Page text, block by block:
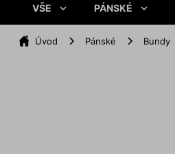
VŠE PÁNSKÉ
Úvod Pánské Bundy